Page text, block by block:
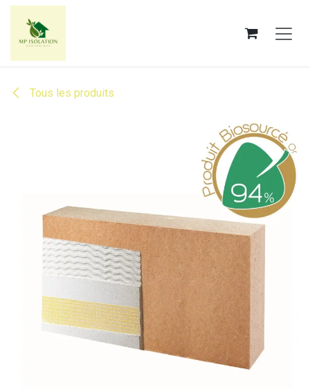
Se rendre au contenu
Tous les produits